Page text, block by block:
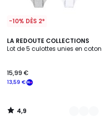
-10% DÈS 2*
LA REDOUTE COLLECTIONS
Lot de 5 culottes unies en coton
13,59 €
15,99 €
4,9
/ 5
2
Couleurs
4,9
/